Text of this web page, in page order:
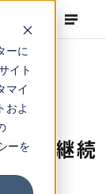
ーに
イト
マイ
およ
ーを」と継続